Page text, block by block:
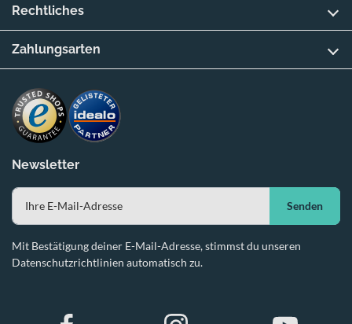
Newsletter
Senden
Mit Bestätigung deiner E-Mail-Adresse, stimmst du unseren
Datenschutzrichtlinien automatisch zu.
Rechtliches
Zahlungsarten